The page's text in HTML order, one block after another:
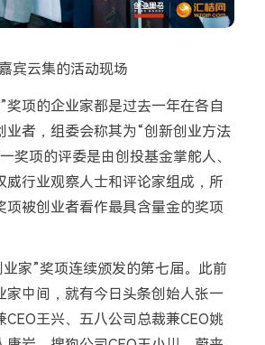
宾云集的活动现场
奖项的企业家都是过去一年在各自
业者，组委会称其为“创新创业方法
奖项的评委是由创投基金掌舵人、
威行业观察人士和评论家组成，所
项被创业者看作最具含量金的奖项
家”奖项连续颁发的第七届。此前
家中间，就有今日头条创始人张一
CEO王兴、五八公司总裁兼CEO姚